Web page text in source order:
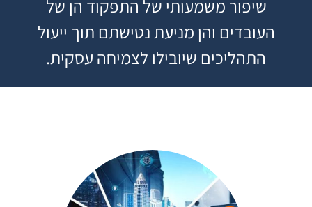
שיפור משמעותי של התפקוד הן של
העובדים והן מניעת נטישתם תוך ייעול
התהליכים שיובילו לצמיחה עסקית.